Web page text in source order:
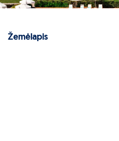
Žemėlapis